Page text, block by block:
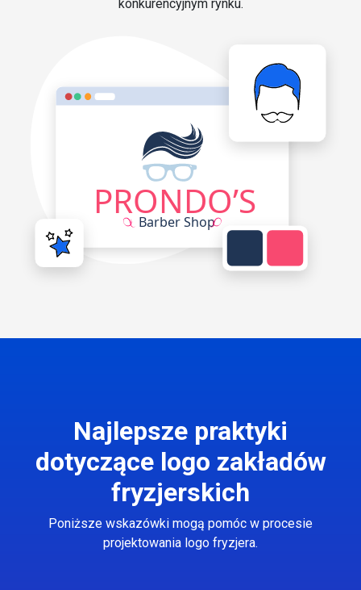
konkurencyjnym rynku.
Najlepsze praktyki
dotyczące logo zakładów
fryzjerskich
Poniższe wskazówki mogą pomóc w procesie
projektowania logo fryzjera.